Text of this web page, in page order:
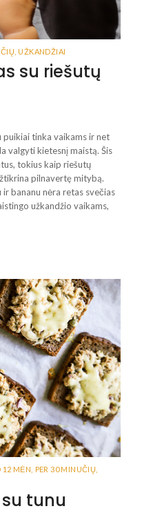
UŽKANDŽIAI
su riešutų
puikiai tinka vaikams ir net
valgyti kietesnį maistą. Šis
tokius kaip riešutų
pilnavertę mitybą.
bananu nėra retas svečias
užkandžio vaikams,
12 MĖN PER 30 MINUČIŲ
tunu